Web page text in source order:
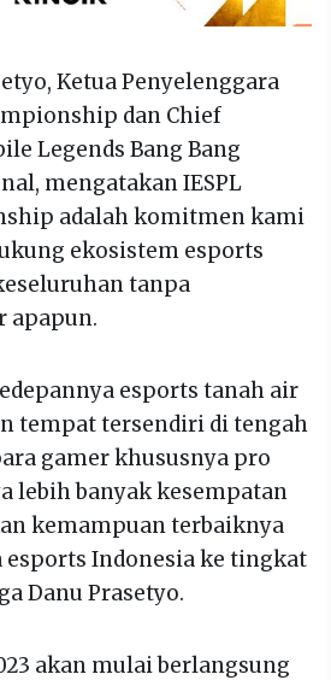
Ketua Penyelenggara
dan Chief
Legends Bang Bang
mengatakan IESPL
adalah komitmen kami
ekosistem esports
tanpa
apapun.
esports tanah air
tempat tersendiri di tengah
gamer khususnya pro
lebih banyak kesempatan
kemampuan terbaiknya
esports Indonesia ke tingkat
Danu Prasetyo.
akan mulai berlangsung